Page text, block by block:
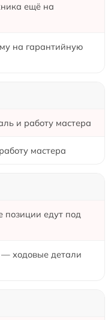
ещё на
на гарантийную
и работу мастера
мастера
позиции едут под
ходовые детали